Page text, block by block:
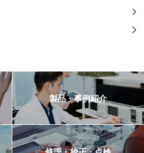
製品・事例紹介